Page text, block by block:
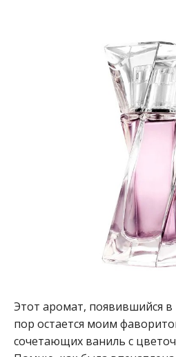
Этот аромат, появившийся в
пор остается моим
сочетающих ваниль с